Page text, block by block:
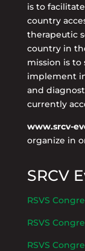
is to
country
therapeutic
country in
mission is to
implement
and
currently
www.srcv-
organize in
SRCV
RSVS
RSVS
RSVS